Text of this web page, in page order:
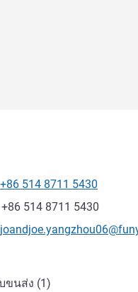
ศัพท์
+86 514 8711 5430
แฟกซ์
+86 514 8711 5430
อีเมลติดต่อ
ขนส่ง (1)